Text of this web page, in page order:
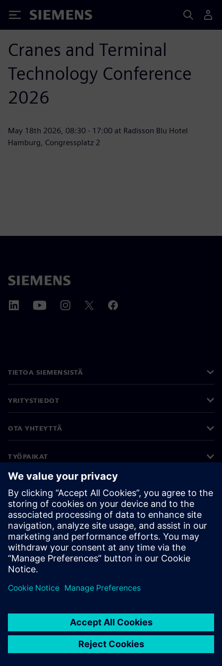
Siemens
Cranes and Terminal
Technology Conference
2026
May 18th 2026, 08:30 - 17:00 at Radisson Blu Hotel
Hamburg, Congressplatz 2
TIETOA SIEMENSISTÄ
YRITYSTIEDOT
OTA YHTEYTTÄ
TYÖPAIKAT
©Siemens 2026
Yritystiedot
Tietosuojailmoitus
Evästekäytäntö
Käyttöehdot
Digitaalinen tunnus
Väärinkäytösten paljastaminen